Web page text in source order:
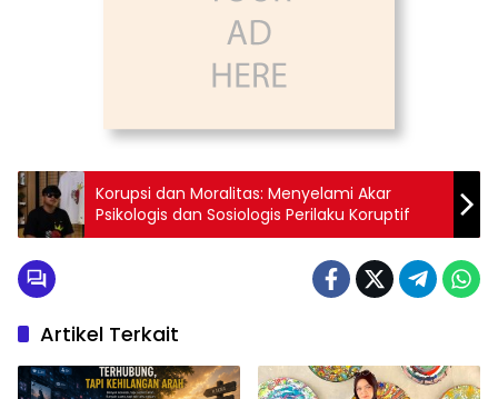
Korupsi dan Moralitas: Menyelami Akar
Psikologis dan Sosiologis Perilaku Koruptif
Artikel Terkait